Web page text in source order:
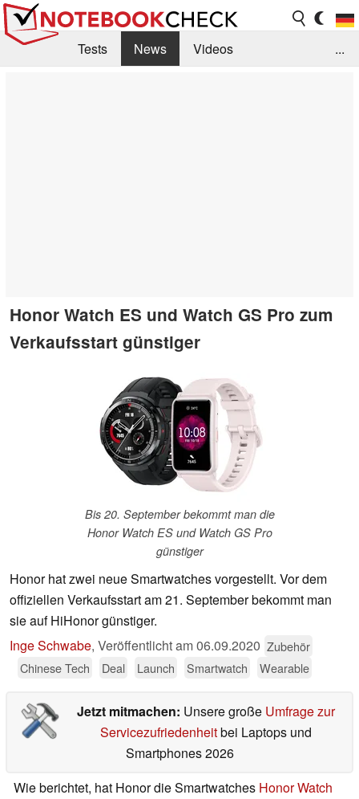
Tests News
Videos
...
Honor Watch ES und Watch GS Pro zum
Verkaufsstart günstiger
Bis 20. September bekommt man die
Honor Watch ES und Watch GS Pro
günstiger
Honor hat zwei neue Smartwatches vorgestellt. Vor dem
offiziellen Verkaufsstart am 21. September bekommt man
sie auf HiHonor günstiger.
Inge Schwabe, Veröffentlicht am06.09.2020 Zubehör
Chinese Tech
Deal Launch Smartwatch Wearable
Jetzt mitmachen: Unsere große Umfrage zur
Servicezufriedenheitbei Laptops und
Smartphones 2026
Wie berichtet, hat Honor die Smartwatches Honor Watch